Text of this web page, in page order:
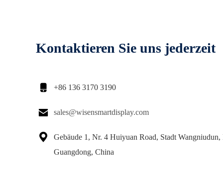
Kontaktieren Sie uns jederzeit
 +86 136 3170 3190
 sales@wisensmartdisplay.com

Gebäude 1, Nr. 4 Huiyuan Road, Stadt Wangniudun,
Guangdong, China